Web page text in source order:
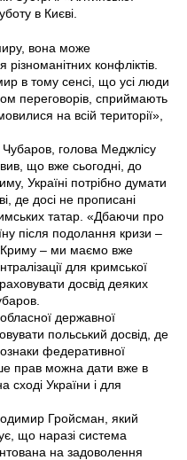
в Києві.
вона може
конфліктів.
в тому сенсі, що усі люди
переговорів, сприймають
на всій території»,
голова Меджлісу
що вже сьогодні, до
Україні потрібно думати
де досі не прописані
татар. «Дбаючи про
після подолання кризи –
– ми маємо вже
для кримської
досвід деяких
державної
польський досвід, де
ознаки федеративної
прав можна дати вже в
України і для
Гройсман, який
що наразі система
на задоволення